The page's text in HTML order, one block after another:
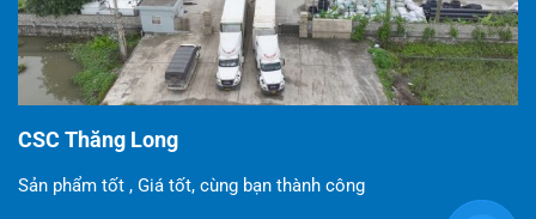
CSC Thăng Long
Sản phẩm tốt , Giá tốt, cùng bạn thành công